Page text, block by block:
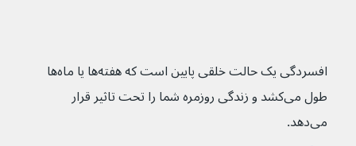
افسردگی یک حالت خلقی پایین است که هفته‌ها یا ماه‌ها
طول می‌کشد و زندگی روزمره شما را تحت تاثیر قرار
می‌دهد.